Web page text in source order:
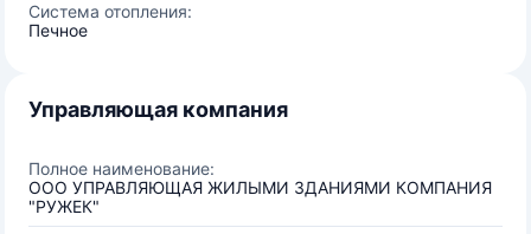
Система отопления:
Печное
Управляющая компания
Полное наименование:
ООО УПРАВЛЯЮЩАЯ ЖИЛЫМИ ЗДАНИЯМИ КОМПАНИЯ
"РУЖЕК"